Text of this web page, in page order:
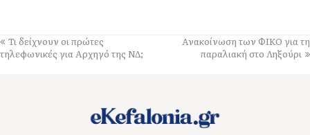
22:40
Πέθανε ο ηθοποιός Νίκος Καλογερόπουλος
Τι δείχνουν οι πρώτες
τηλεφωνικές για Αρχηγό της ΝΔ;
Ανακοίνωση των ΦΙΚΟ για τη
παραλιακή στο Ληξούρι